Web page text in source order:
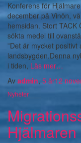
Konferens för
december på Vinön,
hemsidan. Stort
sökta medel till
”Det är mycket
landsbygden.Denna
i tiden, Läs mer…
Av admin, 5 år12
Nyheter
Hjälmaren